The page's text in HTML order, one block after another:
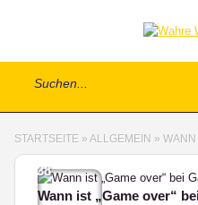
STARTSEITE » ALLGEMEIN » WANN
38
Wann ist „Game over“